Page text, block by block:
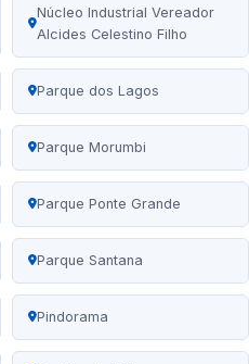
Núcleo Industrial Vereador
Alcides Celestino Filho
Parque dos Lagos
Parque Morumbi
Parque Ponte Grande
Parque Santana
Pindorama